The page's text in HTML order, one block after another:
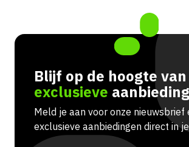
Blijf op de hoogte van
exclusieve
Meld je aan voor onze nieuwsbrief
exclusieve aanbiedingen direct in